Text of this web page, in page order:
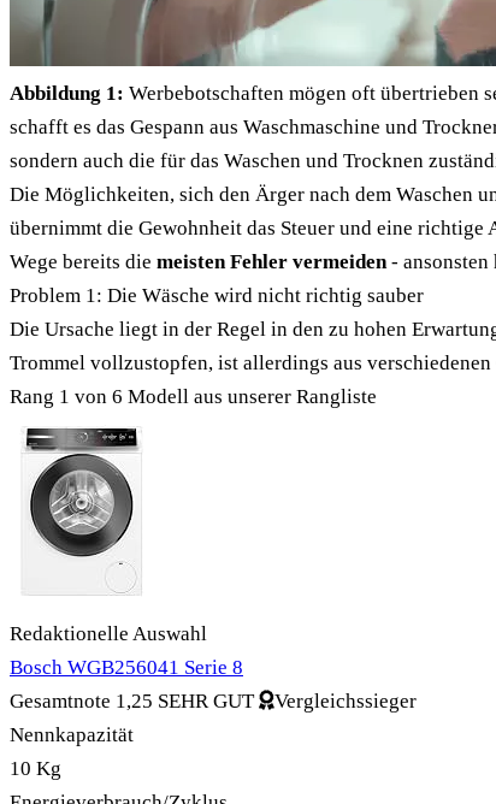
Abbildung 1: Werbebotschaften mögen oft übertrieben
schafft es das Gespann aus Waschmaschine und
sondern auch die für das Waschen und Trocknen
Die Möglichkeiten, sich den Ärger nach dem Waschen
übernimmt die Gewohnheit das Steuer und eine
Wege bereits die meisten Fehler vermeiden- ansonsten
Problem 1: Die Wäsche wird nicht richtig sauber
Die Ursache liegt in der Regel in den zu hohen
Trommel vollzustopfen, ist allerdings aus
Rang 1 von 6 Modell aus unserer Rangliste
Redaktionelle Auswahl
Bosch WGB256041 Serie 8
Gesamtnote 1,25 SEHR GUT
Vergleichssieger
Nennkapazität
10 Kg